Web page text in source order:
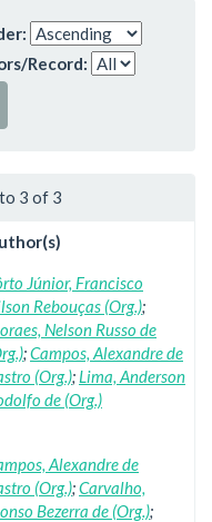
Record:
3 of 3
Júnior, Francisco
Rebouças (Org.);
Nelson Russo de
;Campos, Alexandre de
(Org.); Lima, Anderson
de (Org.)
Alexandre de
(Org.);Carvalho,
Bezerra de (Org.);